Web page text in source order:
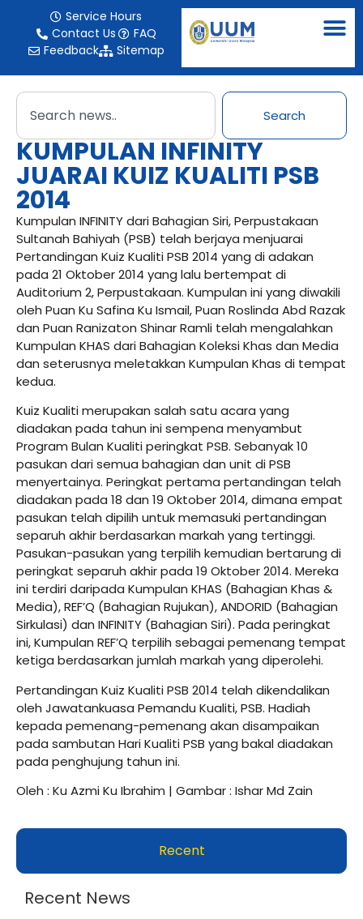
Service Hours
Contact Us
FAQ
Feedback
Sitemap
Search
KUMPULAN INFINITY
JUARAI KUIZ KUALITI PSB
2014
Kumpulan INFINITY dari Bahagian Siri, Perpustakaan
Sultanah Bahiyah (PSB) telah berjaya menjuarai
Pertandingan Kuiz Kualiti PSB 2014 yang di adakan
pada 21 Oktober 2014 yang lalu bertempat di
Auditorium 2, Perpustakaan. Kumpulan ini yang diwakili
oleh Puan Ku Safina Ku Ismail, Puan Roslinda Abd Razak
dan Puan Ranizaton Shinar Ramli telah mengalahkan
Kumpulan KHAS dari Bahagian Koleksi Khas dan Media
dan seterusnya meletakkan Kumpulan Khas di tempat
kedua.
Kuiz Kualiti merupakan salah satu acara yang
diadakan pada tahun ini sempena menyambut
Program Bulan Kualiti peringkat PSB. Sebanyak 10
pasukan dari semua bahagian dan unit di PSB
menyertainya. Peringkat pertama pertandingan telah
diadakan pada 18 dan 19 Oktober 2014, dimana empat
pasukan telah dipilih untuk memasuki pertandingan
separuh akhir berdasarkan markah yang tertinggi.
Pasukan-pasukan yang terpilih kemudian bertarung di
peringkat separuh akhir pada 19 Oktober 2014. Mereka
ini terdiri daripada Kumpulan KHAS (Bahagian Khas &
Media), REF’Q (Bahagian Rujukan), ANDORID (Bahagian
Sirkulasi) dan INFINITY (Bahagian Siri). Pada peringkat
ini, Kumpulan REF’Q terpilih sebagai pemenang tempat
ketiga berdasarkan jumlah markah yang diperolehi.
Pertandingan Kuiz Kualiti PSB 2014 telah dikendalikan
oleh Jawatankuasa Pemandu Kualiti, PSB. Hadiah
kepada pemenang-pemenang akan disampaikan
pada sambutan Hari Kualiti PSB yang bakal diadakan
pada penghujung tahun ini.
Oleh : Ku Azmi Ku Ibrahim | Gambar : Ishar Md Zain
Recent
Recent News